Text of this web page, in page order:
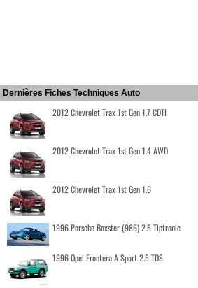
Dernières Fiches Techniques Auto
2012 Chevrolet Trax 1st Gen 1.7 CDTI
2012 Chevrolet Trax 1st Gen 1.4 AWD
2012 Chevrolet Trax 1st Gen 1.6
1996 Porsche Boxster (986) 2.5 Tiptronic
1996 Opel Frontera A Sport 2.5 TDS